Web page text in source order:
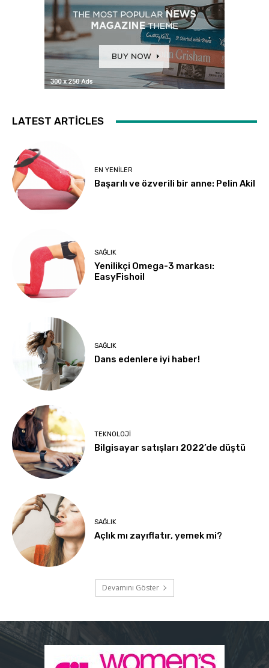
LATEST ARTICLES
EN YENILER
Başarılı ve özverili bir anne: Pelin Akil
SAĞLIK
Yenilikçi Omega-3 markası:
EasyFishoil
SAĞLIK
Dans edenlere iyi haber!
TEKNOLOJI
Bilgisayar satışları 2022’de düştü
SAĞLIK
Açlık mı zayıflatır, yemek mi?
Devamını Göster